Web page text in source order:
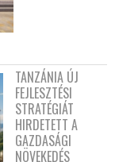
TANZÁNIA ÚJ
FEJLESZTÉSI
STRATÉGIÁT
HIRDETETT A
GAZDASÁGI
NÖVEKEDÉS